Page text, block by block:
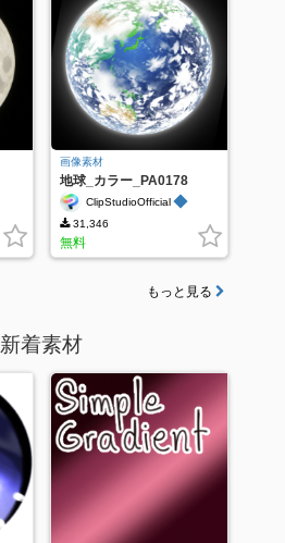
画像素材
地球_カラー_PA0178
ClipStudioOfficial ◆
31,346
無料
もっと見る
新着素材